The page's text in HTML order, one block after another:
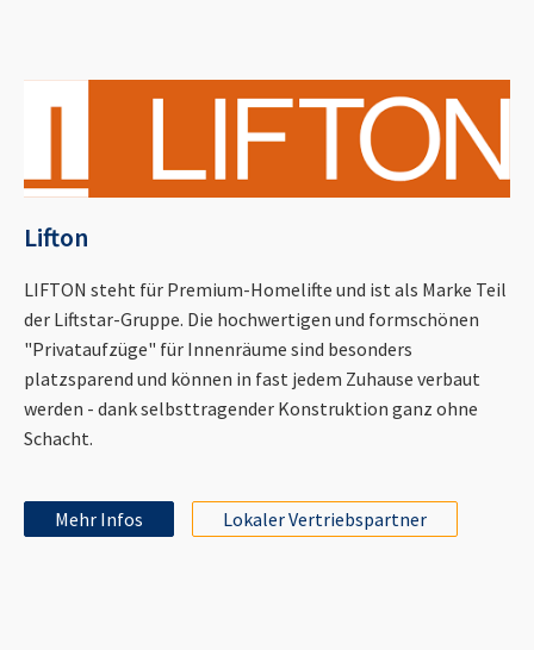
Lifton
LIFTON steht für Premium-Homelifte und ist als Marke Teil
der Liftstar-Gruppe. Die hochwertigen und formschönen
"Privataufzüge" für Innenräume sind besonders
platzsparend und können in fast jedem Zuhause verbaut
werden - dank selbsttragender Konstruktion ganz ohne
Schacht.
Mehr Infos Lokaler Vertriebspartner